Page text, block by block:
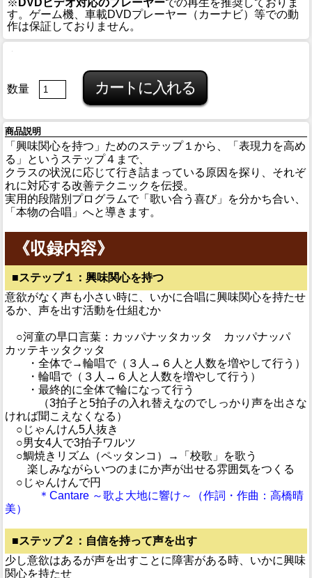
※ DVDビデオ対応のプレーヤーでの再生を推奨しておりま
す。ゲーム機、車載DVDプレーヤー（カーナビ）等での動
作は保証しておりません。
数量
商品説明
「興味関心を持つ」ためのステップ１から、「表現力を高め
る」というステップ４まで、
クラスの状況に応じて行き詰まっている原因を探り、それぞ
れに対応する改善テクニックを伝授。
実用的段階別プログラムで「歌い合う喜び」を分かち合い、
「本物の合唱」へと導きます。
《収録内容》
■ステップ１：興味関心を持つ
意欲がなく声も小さい時に、いかに合唱に興味関心を持たせ
るか、声を出す活動を仕組むか
○河童の早口言葉：カッパナッタカッタ カッパナッパ
カッテキッタクッタ
・全体で→輪唱で（３人→６人と人数を増やして行う）
・輪唱で（３人→６人と人数を増やして行う）
・最終的に全体で輪になって行う
（3拍子と5拍子の入れ替えなのでしっかり声を出さな
ければ聞こえなくなる）
○じゃんけん5人抜き
○男女4人で3拍子ワルツ
○鯛焼きリズム（ペッタンコ）→「校歌」を歌う
楽しみながらいつのまにか声が出せる雰囲気をつくる
○じゃんけんで円
＊Cantare ～歌よ大地に響け～（作詞・作曲：高橋晴
美）
■ステップ２：自信を持って声を出す
少し意欲はあるが声を出すことに障害がある時、いかに興味
関心を持たせ